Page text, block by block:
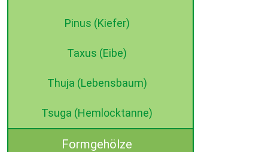
Pinus (Kiefer)
Taxus (Eibe)
Thuja (Lebensbaum)
Tsuga (Hemlocktanne)
Formgehölze